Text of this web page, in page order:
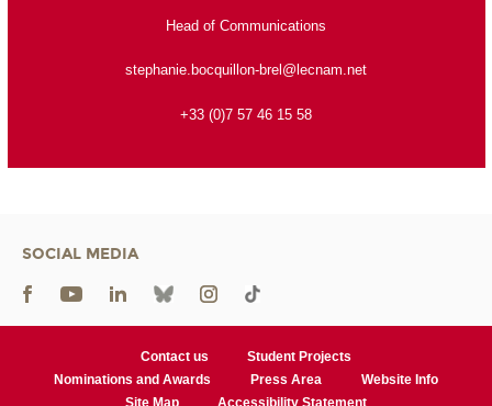
Head of Communications
stephanie.bocquillon-brel@lecnam.net
+33 (0)7 57 46 15 58
SOCIAL MEDIA
Contact us
Student Projects
Nominations and Awards
Press Area
Website Info